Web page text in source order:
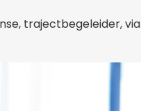
trajectbegeleider, via